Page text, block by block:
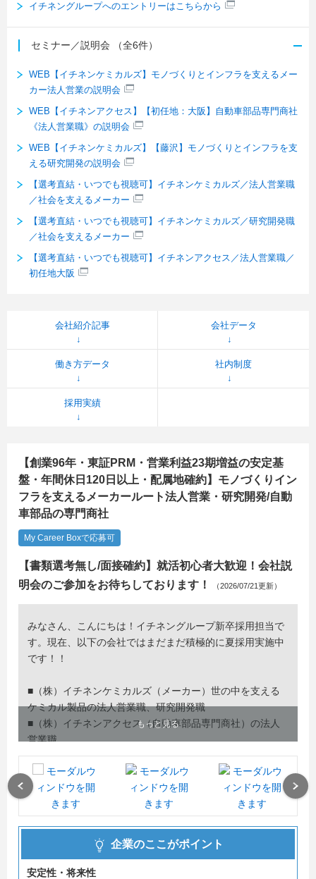
イチネングループへのエントリーはこちらから
セミナー／説明会 （全6件）
WEB【イチネンケミカルズ】モノづくりとインフラを支えるメー
カー法人営業の説明会
WEB【イチネンアクセス】【初任地：大阪】自動車部品専門商社
《法人営業職》の説明会
WEB【イチネンケミカルズ】【藤沢】モノづくりとインフラを支
える研究開発の説明会
【選考直結・いつでも視聴可】イチネンケミカルズ／法人営業職
／社会を支えるメーカー
【選考直結・いつでも視聴可】イチネンケミカルズ／研究開発職
／社会を支えるメーカー
【選考直結・いつでも視聴可】イチネンアクセス／法人営業職／
初任地大阪
会社紹介記事 会社データ
働き方データ 社内制度
採用実績
【創業96年・東証PRM・営業利益23期増益の安定基
盤・年間休日120日以上・配属地確約】モノづくりイン
フラを支えるメーカールート法人営業・研究開発/自動
車部品の専門商社
My Career Boxで応募可
【書類選考無し/面接確約】就活初心者大歓迎！会社説
明会のご参加をお待ちしております！
（2026/07/21更新）
みなさん、こんにちは！イチネングループ新卒採用担当で
す。現在、以下の会社ではまだまだ積極的に夏採用実施中
です！！
■（株）イチネンケミカルズ（メーカー）世の中を支える
ケミカル製品の法人営業職、研究開発職
■（株）イチネンアクセス（自動車部品専門商社）の法人
営業職
また、イチネングループでは、皆さんのスケジュールに合
わせて選考を進められるよう、【2種類】の説明会スタイ
ルをご用意しています。ご都合の良い方を選んでご参加く
【1】ライブ型（事前予約制） ：リアルタイムで担当者の
話が聞けます。その場で質問したい方におすすめです。
もっと見る
企業のここがポイント
安定性・将来性